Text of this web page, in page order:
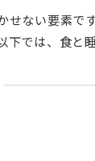
せない要素
では、食と